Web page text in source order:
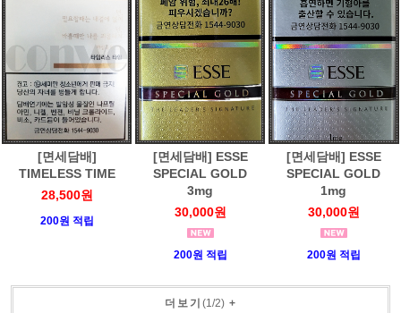
[면세담배]
TIMELESS TIME
28,500원
200원 적립
[면세담배] ESSE
SPECIAL GOLD
3mg
30,000원
200원 적립
[면세담배] ESSE
SPECIAL GOLD
1mg
30,000원
200원 적립
더보기 (1/2)+